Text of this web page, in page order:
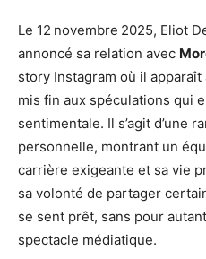
Le 12 novembre 2025, Eliot
annoncé sa relation avec
story Instagram où il
mis fin aux spéculations qui
sentimentale. Il s’agit d’une
personnelle, montrant un
carrière exigeante et sa vie
sa volonté de partager
se sent prêt, sans pour
spectacle médiatique.